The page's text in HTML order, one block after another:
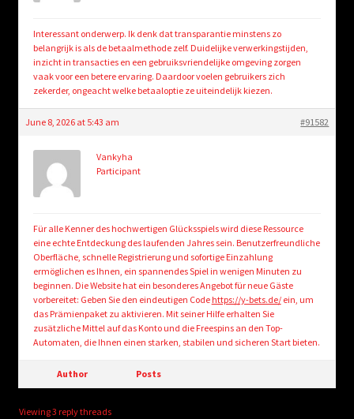
Interessant onderwerp. Ik denk dat transparantie minstens zo
belangrijk is als de betaalmethode zelf. Duidelijke verwerkingstijden,
inzicht in transacties en een gebruiksvriendelijke omgeving zorgen
vaak voor een betere ervaring. Daardoor voelen gebruikers zich
zekerder, ongeacht welke betaaloptie ze uiteindelijk kiezen.
June 8, 2026 at 5:43 am #91582
Vankyha
Participant
Für alle Kenner des hochwertigen Glücksspiels wird diese Ressource
eine echte Entdeckung des laufenden Jahres sein. Benutzerfreundliche
Oberfläche, schnelle Registrierung und sofortige Einzahlung
ermöglichen es Ihnen, ein spannendes Spiel in wenigen Minuten zu
beginnen. Die Website hat ein besonderes Angebot für neue Gäste
vorbereitet: Geben Sie den eindeutigen Code https://y-bets.de/ein, um
das Prämienpaket zu aktivieren. Mit seiner Hilfe erhalten Sie
zusätzliche Mittel auf das Konto und die Freespins an den Top-
Automaten, die Ihnen einen starken, stabilen und sicheren Start bieten.
Author Posts
Viewing 3 reply threads